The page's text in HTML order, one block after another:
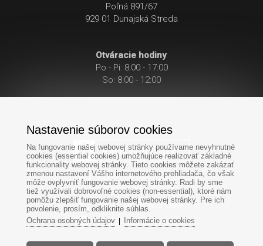
Poľná 891/67
929 01 Dunajská Streda
Otváracie hodiny:
Po - Pi: 8:00 - 17:00
So: 8:00 - 12:00
Po-Pi: 8:00 - 17:00
So: 8:00 - 12:00
+421949303 099
Nastavenie súborov cookies
Na fungovanie našej webovej stránky používame nevyhnutné
cookies (essential cookies) umožňujúce realizovať základné
funkcionality webovej stránky. Tieto cookies môžete zakázať
zmenou nastavení Vášho internetového prehliadača, čo však
môže ovplyvniť fungovanie webovej stránky. Radi by sme
tiež využívali dobrovoľné cookies (non-essential), ktoré nám
pomôžu zlepšiť fungovanie našej webovej stránky. Pre ich
povolenie, prosím, odkliknite súhlas.
Ochrana osobných údajov| Informácie o cookies